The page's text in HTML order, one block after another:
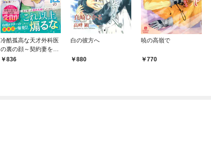
冷酷孤高な天才外科医
の裏の顔～契約妻を激
甘愛で容赦しない～
836
白の彼方へ
880
暁の高嶺で
770